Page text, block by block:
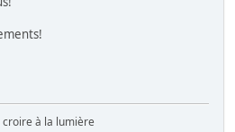
à la lumière